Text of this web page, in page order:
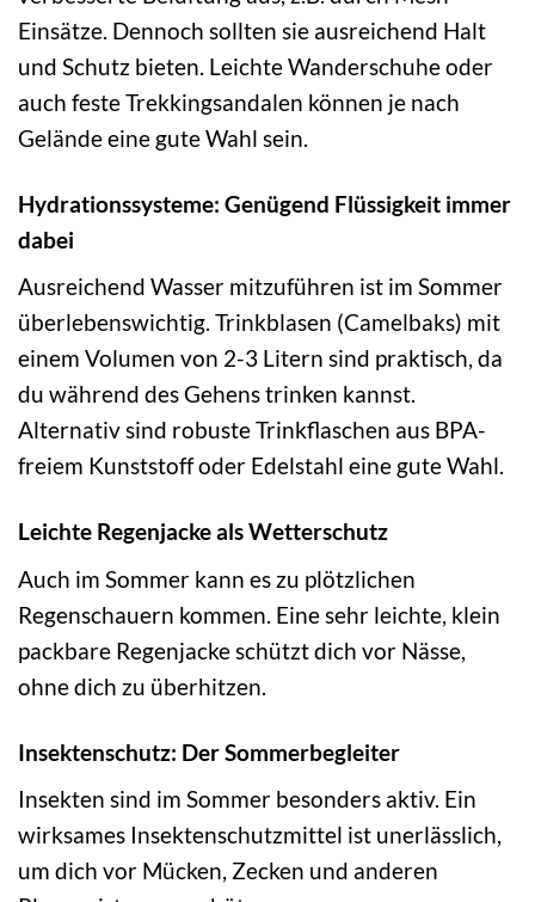
Einsätze. Dennoch sollten sie ausreichend Halt
und Schutz bieten. Leichte Wanderschuhe oder
auch feste Trekkingsandalen können je nach
Gelände eine gute Wahl sein.
Hydrationssysteme: Genügend Flüssigkeit immer
dabei
Ausreichend Wasser mitzuführen ist im Sommer
überlebenswichtig. Trinkblasen (Camelbaks) mit
einem Volumen von 2-3 Litern sind praktisch, da
du während des Gehens trinken kannst.
Alternativ sind robuste Trinkflaschen aus BPA-
freiem Kunststoff oder Edelstahl eine gute Wahl.
Leichte Regenjacke als Wetterschutz
Auch im Sommer kann es zu plötzlichen
Regenschauern kommen. Eine sehr leichte, klein
packbare Regenjacke schützt dich vor Nässe,
ohne dich zu überhitzen.
Insektenschutz: Der Sommerbegleiter
Insekten sind im Sommer besonders aktiv. Ein
wirksames Insektenschutzmittel ist unerlässlich,
um dich vor Mücken, Zecken und anderen